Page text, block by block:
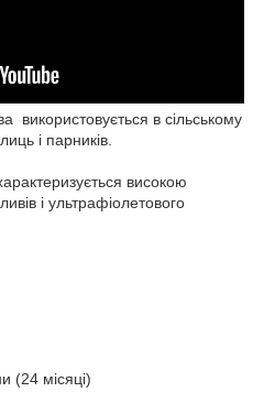
використовується в сільському
і парників.
високою
і ультрафіолетового
(24 місяці)